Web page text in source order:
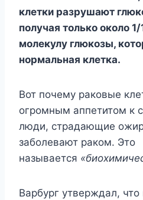
клетки разрушают
получая только около 1/
молекулу глюкозы,
нормальная клетка.
Вот почему раковые
огромным аппетитом к
люди, страдающие
заболевают раком. Это
называется
Варбург утверждал,